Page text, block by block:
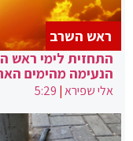
התחזית לימי ראש
הנעימה מהימים
אלי שפירא|
5:29
ראש השרב